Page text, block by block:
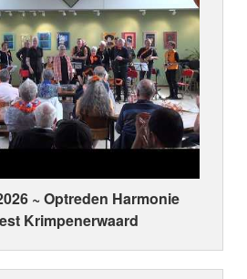
~ Optreden Harmonie
Krimpenerwaard